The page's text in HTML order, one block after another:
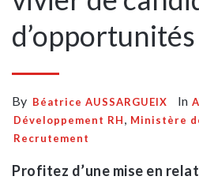
d’opportunités
By Béatrice AUSSARGUEIX In
Développement RH Ministère
Recrutement
Profitez d’une mise en